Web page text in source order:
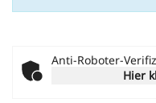
Anti-Roboter-
Hier